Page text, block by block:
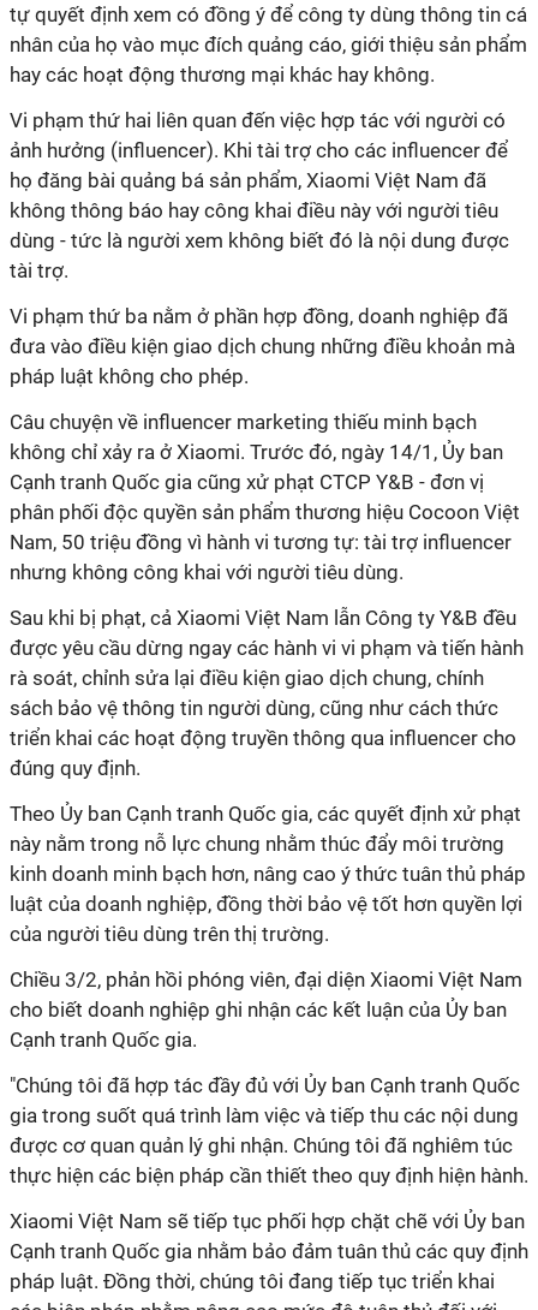
tự quyết định xem có đồng ý để công ty dùng thông tin cá
nhân của họ vào mục đích quảng cáo, giới thiệu sản phẩm
hay các hoạt động thương mại khác hay không.
Vi phạm thứ hai liên quan đến việc hợp tác với người có
ảnh hưởng (influencer). Khi tài trợ cho các influencer để
họ đăng bài quảng bá sản phẩm, Xiaomi Việt Nam đã
không thông báo hay công khai điều này với người tiêu
dùng - tức là người xem không biết đó là nội dung được
tài trợ.
Vi phạm thứ ba nằm ở phần hợp đồng, doanh nghiệp đã
đưa vào điều kiện giao dịch chung những điều khoản mà
pháp luật không cho phép.
Câu chuyện về influencer marketing thiếu minh bạch
không chỉ xảy ra ở Xiaomi. Trước đó, ngày 14/1, Ủy ban
Cạnh tranh Quốc gia cũng xử phạt CTCP Y&B - đơn vị
phân phối độc quyền sản phẩm thương hiệu Cocoon Việt
Nam, 50 triệu đồng vì hành vi tương tự: tài trợ influencer
nhưng không công khai với người tiêu dùng.
Sau khi bị phạt, cả Xiaomi Việt Nam lẫn Công ty Y&B đều
được yêu cầu dừng ngay các hành vi vi phạm và tiến hành
rà soát, chỉnh sửa lại điều kiện giao dịch chung, chính
sách bảo vệ thông tin người dùng, cũng như cách thức
triển khai các hoạt động truyền thông qua influencer cho
đúng quy định.
Theo Ủy ban Cạnh tranh Quốc gia, các quyết định xử phạt
này nằm trong nỗ lực chung nhằm thúc đẩy môi trường
kinh doanh minh bạch hơn, nâng cao ý thức tuân thủ pháp
luật của doanh nghiệp, đồng thời bảo vệ tốt hơn quyền lợi
của người tiêu dùng trên thị trường.
Chiều 3/2, phản hồi phóng viên, đại diện Xiaomi Việt Nam
cho biết doanh nghiệp ghi nhận các kết luận của Ủy ban
Cạnh tranh Quốc gia.
"Chúng tôi đã hợp tác đầy đủ với Ủy ban Cạnh tranh Quốc
gia trong suốt quá trình làm việc và tiếp thu các nội dung
được cơ quan quản lý ghi nhận. Chúng tôi đã nghiêm túc
thực hiện các biện pháp cần thiết theo quy định hiện hành.
Xiaomi Việt Nam sẽ tiếp tục phối hợp chặt chẽ với Ủy ban
Cạnh tranh Quốc gia nhằm bảo đảm tuân thủ các quy định
pháp luật. Đồng thời, chúng tôi đang tiếp tục triển khai